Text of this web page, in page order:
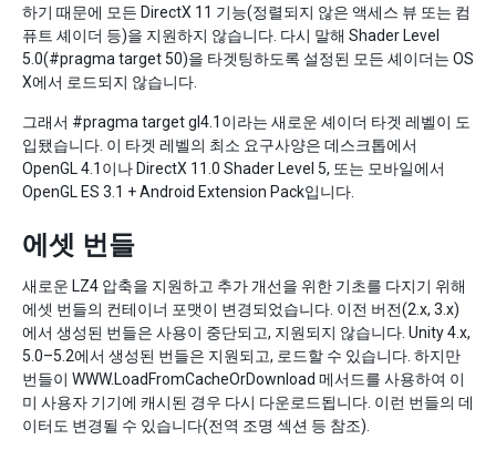
하기 때문에 모든 DirectX 11 기능(정렬되지 않은 액세스 뷰 또는 컴
퓨트 셰이더 등)을 지원하지 않습니다. 다시 말해 Shader Level
5.0(#pragma target 50)을 타겟팅하도록 설정된 모든 셰이더는 OS
X에서 로드되지 않습니다.
그래서 #pragma target gl4.1이라는 새로운 셰이더 타겟 레벨이 도
입됐습니다. 이 타겟 레벨의 최소 요구사양은 데스크톱에서
OpenGL 4.1이나 DirectX 11.0 Shader Level 5, 또는 모바일에서
OpenGL ES 3.1 + Android Extension Pack입니다.
에셋 번들
새로운 LZ4 압축을 지원하고 추가 개선을 위한 기초를 다지기 위해
에셋 번들의 컨테이너 포맷이 변경되었습니다. 이전 버전(2.x, 3.x)
에서 생성된 번들은 사용이 중단되고, 지원되지 않습니다. Unity 4.x,
5.0–5.2에서 생성된 번들은 지원되고, 로드할 수 있습니다. 하지만
번들이 WWW.LoadFromCacheOrDownload 메서드를 사용하여 이
미 사용자 기기에 캐시된 경우 다시 다운로드됩니다. 이런 번들의 데
이터도 변경될 수 있습니다(전역 조명 섹션 등 참조).